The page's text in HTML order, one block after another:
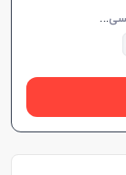
م
کالمه زبان انگلیسی، زبان انگلیسی عمومی، گرامر زبان انگلیسی، زبان انگلیسی آمریکایی، زبان انگلیسی کنکور سراسری، زبان انگلیسی کنکور کاردانی، زبان انگلیسی کنکور ارشد، زبان انگلیسی هفتم دبیرستان، زبان انگلیسی هشتم دبیرستان، زبان انگلیسی نهم دبیرستان، زبان انگلیسی دهم دبیرستان، زبان انگلیسی یازدهم دبیرستان، زبان انگلیسی دوازدهم دبیرستان، زبان انگلیسی کودکان